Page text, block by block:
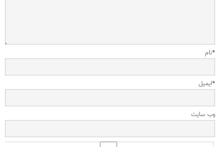
نام*
ایمیل*
وب‌ سایت